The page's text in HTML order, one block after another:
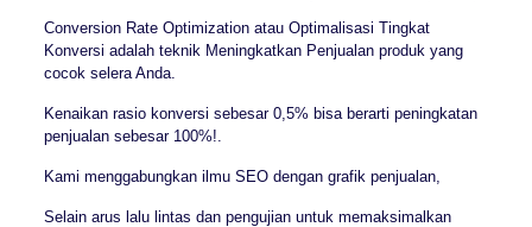
Conversion Rate Optimization atau Optimalisasi Tingkat
Konversi adalah teknik Meningkatkan Penjualan produk yang
cocok selera Anda.
Kenaikan rasio konversi sebesar 0,5% bisa berarti peningkatan
penjualan sebesar 100%!.
Kami menggabungkan ilmu SEO dengan grafik penjualan,
Selain arus lalu lintas dan pengujian untuk memaksimalkan